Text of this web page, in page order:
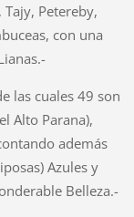
Petereby,
con una
las cuales 49 son
Alto Parana),
además
Azules y
Belleza.-